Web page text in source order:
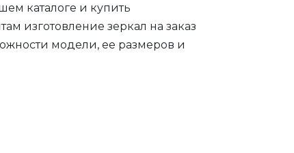
каталоге и купить
изготовление зеркал на заказ
модели, ее размеров и